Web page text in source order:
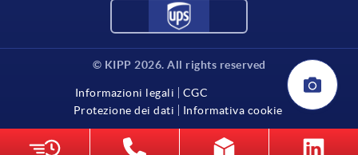
© KIPP 2026. All rights reserved
Informazioni legali
CGC
Protezione dei dati
Informativa cookie